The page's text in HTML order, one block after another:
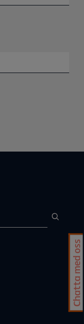
Chatta med oss